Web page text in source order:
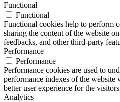
Functional
Functional
Functional cookies help to perform
sharing the content of the website
feedbacks, and other third-party
Performance
Performance
Performance cookies are used to
performance indexes of the website
better user experience for the visitors.
Analytics